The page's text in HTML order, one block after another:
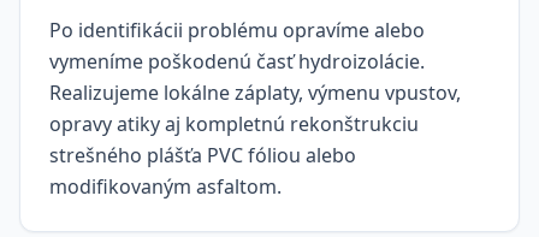
Po identifikácii problému opravíme alebo
vymeníme poškodenú časť hydroizolácie.
Realizujeme lokálne záplaty, výmenu vpustov,
opravy atiky aj kompletnú rekonštrukciu
strešného plášťa PVC fóliou alebo
modifikovaným asfaltom.